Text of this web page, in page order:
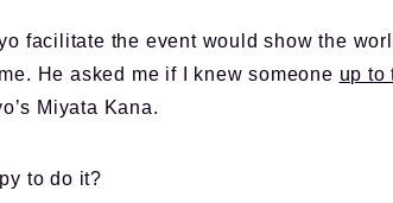
facilitate the event would show the
He asked me if I knew someone up to
Miyata Kana.
to do it?